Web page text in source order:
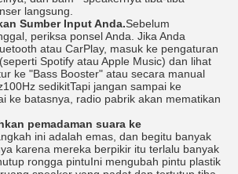
langsung.
Sumber Input Anda.Sebelum
periksa ponsel Anda. Jika Anda
atau CarPlay, masuk ke pengaturan
Spotify atau Apple Music) dan lihat
ke "Bass Booster" atau secara manual
sedikitTapi jangan sampai ke
ke batasnya, radio pabrik akan mematikan
pemadaman suara ke
ini adalah emas, dan begitu banyak
karena mereka berpikir itu terlalu banyak
rongga pintuIni mengubah pintu plastik